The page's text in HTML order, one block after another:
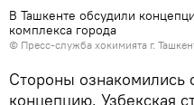
В Ташкенте обсудили
комплекса города
© Пресс-служба хокимията г.
Стороны ознакомились
концепцию. Узбекская